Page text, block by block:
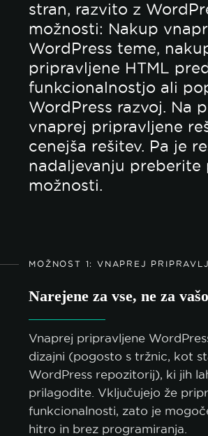
stran, razvito z
možnosti: Nakup
WordPress teme,
pripravljene HTML
funkcionalnostjo ali
WordPress razvoj. Na
vnaprej pripravljene
cenejša rešitev. Pa je
nadaljevanju preberite
možnosti.
MOŽNOST 1: VNAPREJ
Narejene za vse, ne za
Vnaprej pripravljene
dizajni (pogosto s tržnic, kot
WordPress repozitorij), ki jih
prilagodite. Vključujejo že
funkcionalnosti, zato je
hitro in brez programiranja.